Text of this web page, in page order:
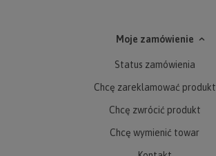
Moje zamówienie
Status zamówienia
Chcę zareklamować produkt
Chcę zwrócić produkt
Chcę wymienić towar